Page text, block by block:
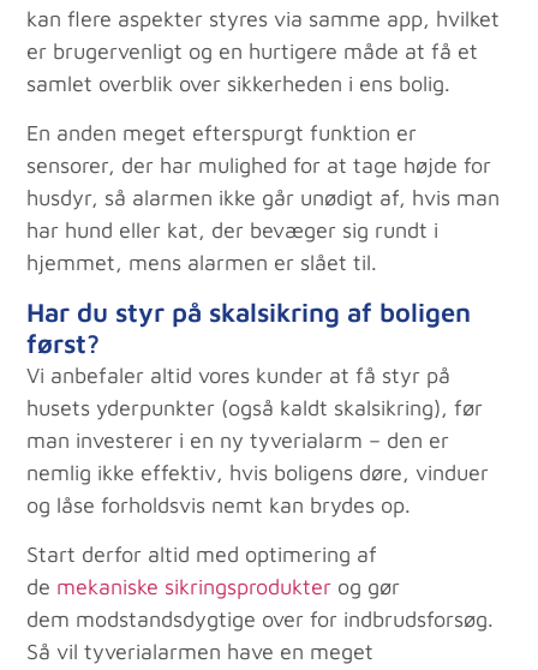
kan flere aspekter styres via samme app, hvilket
er brugervenligt og en hurtigere måde at få et
samlet overblik over sikkerheden i ens bolig.
En anden meget efterspurgt funktion er
sensorer, der har mulighed for at tage højde for
husdyr, så alarmen ikke går unødigt af, hvis man
har hund eller kat, der bevæger sig rundt i
hjemmet, mens alarmen er slået til.
Har du styr på skalsikring af boligen
først?
Vi anbefaler altid vores kunder at få styr på
husets yderpunkter (også kaldt skalsikring), før
man investerer i en ny tyverialarm – den er
nemlig ikke effektiv, hvis boligens døre, vinduer
og låse forholdsvis nemt kan brydes op.
Start derfor altid med optimering af
de mekaniske sikringsprodukter og gør
dem modstandsdygtige over for indbrudsforsøg.
Så vil tyverialarmen have en meget